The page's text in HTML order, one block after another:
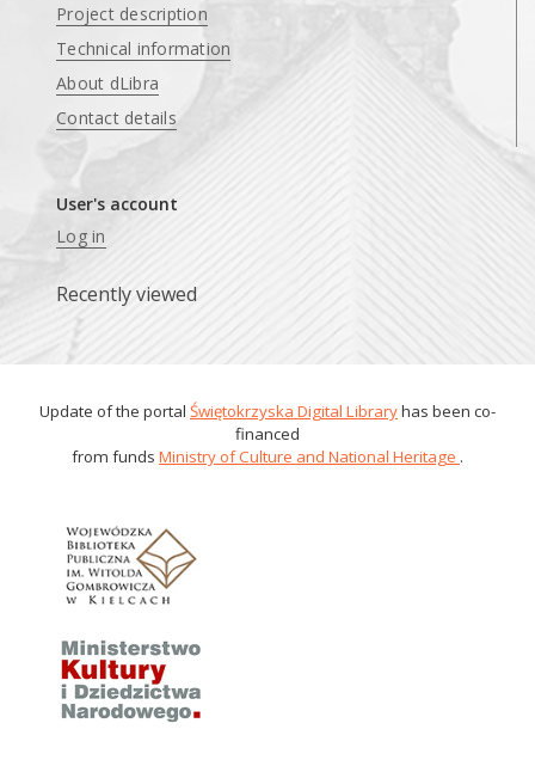
Project description
Technical information
About dLibra
Contact details
User's account
Log in
Recently viewed
Update of the portal Świętokrzyska Digital Libraryhas been co-
financed
from funds Ministry of Culture and National Heritage .